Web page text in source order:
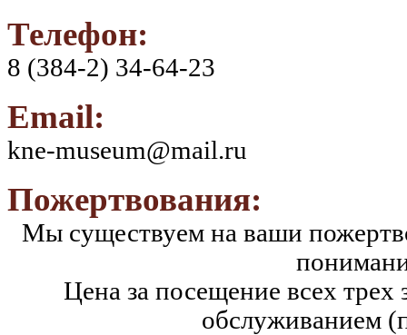
Телефон:
8 (384-2) 34-64-23
Email:
kne-museum@mail.ru
Пожертвования:
Мы существуем на ваши
Цена за посещение всех трех
обслуживанием